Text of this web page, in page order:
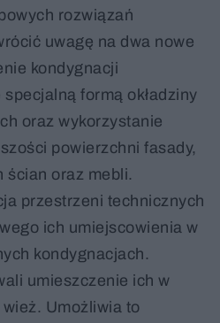
rozwiązań
uwagę na dwa nowe
kondygnacji
formą okładziny
oraz wykorzystanie
powierzchni fasady,
ścian oraz mebli.
przestrzeni technicznych
ich umiejscowienia w
kondygnacjach.
umieszczenie ich w
Umożliwia to